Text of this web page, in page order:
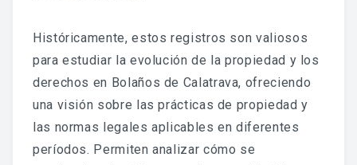
DIFUSIÓN
Jornadas De Historia Local
Históricamente, estos registros son valiosos
para estudiar la evolución de la propiedad y los
derechos en Bolaños de Calatrava, ofreciendo
una visión sobre las prácticas de propiedad y
las normas legales aplicables en diferentes
períodos. Permiten analizar cómo se